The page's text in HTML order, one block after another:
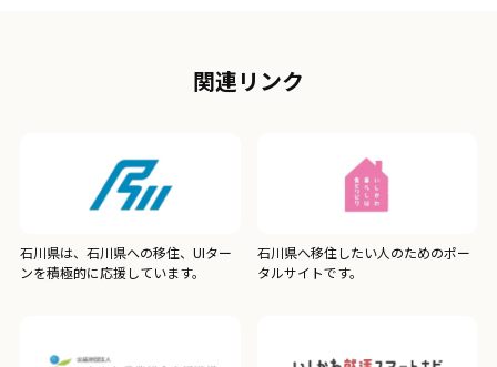
関連リンク
石川県は、石川県への移住、UIター
ンを積極的に応援しています。
石川県へ移住したい人のためのポー
タルサイトです。